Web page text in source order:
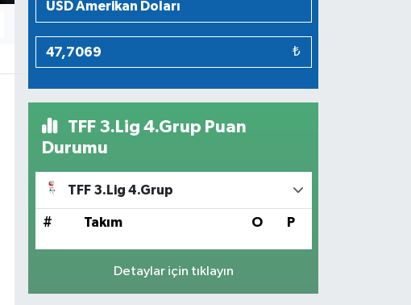
₺
TFF 3.Lig 4.Grup Puan
Durumu
TFF 3.Lig 4.Grup
# Takım O P
Detaylar için tıklayın